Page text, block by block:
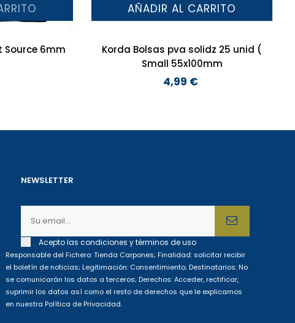
Source 6mm
AÑADIR AL CARRITO
Korda Bolsas pva solidz 25 unid (
Small 55x100mm
Precio
4,99 €
NEWSLETTER
Acepto las condiciones y términos de uso
Responsable del Fichero: Tienda Carpones; Finalidad: solicitar recibir
el boletín de noticias; Legitimación: Consentimiento; Destinatarios: No
se comunicarán los datos a terceros; Derechos: Acceder, rectificar,
suprimir los datos así como el resto de derechos que le explicamos
en nuestra Política de Privacidad.